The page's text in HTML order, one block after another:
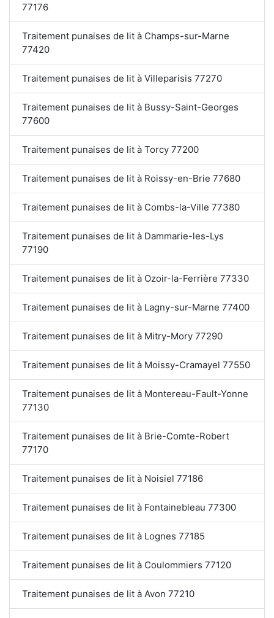
77176
Traitement punaises de lit à Champs-sur-Marne
77420
Traitement punaises de lit à Villeparisis 77270
Traitement punaises de lit à Bussy-Saint-Georges
77600
Traitement punaises de lit à Torcy 77200
Traitement punaises de lit à Roissy-en-Brie 77680
Traitement punaises de lit à Combs-la-Ville 77380
Traitement punaises de lit à Dammarie-les-Lys
77190
Traitement punaises de lit à Ozoir-la-Ferrière 77330
Traitement punaises de lit à Lagny-sur-Marne 77400
Traitement punaises de lit à Mitry-Mory 77290
Traitement punaises de lit à Moissy-Cramayel 77550
Traitement punaises de lit à Montereau-Fault-Yonne
77130
Traitement punaises de lit à Brie-Comte-Robert
77170
Traitement punaises de lit à Noisiel 77186
Traitement punaises de lit à Fontainebleau 77300
Traitement punaises de lit à Lognes 77185
Traitement punaises de lit à Coulommiers 77120
Traitement punaises de lit à Avon 77210